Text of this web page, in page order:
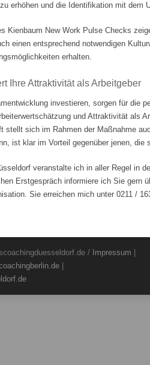
erhöhen und die Identifikation mit dem
Kienbaum New Work Pulse Checks
einen entsprechend notwendigen
erhalten.
Ihre Attraktivität als Arbeitgeber
investieren, sorgen für die
und Attraktivität als
stellt sich im Rahmen der Maßnahme
ist klar im Vorteil gegenüber jenen,
veranstalte ich in aller Regel in
Erstgespräch informiere ich Sie gern
Sie erreichen mich unter 0211 /
/ Impressum